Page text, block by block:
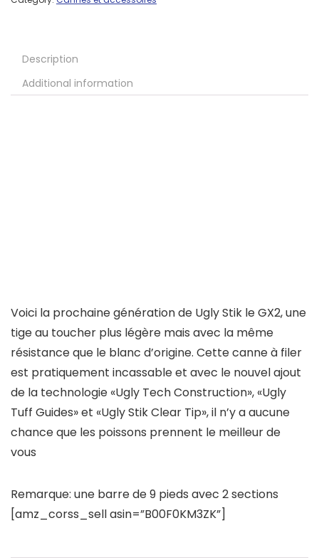
Description
Additional information
Voici la prochaine génération de Ugly Stik le GX2, une
tige au toucher plus légère mais avec la même
résistance que le blanc d’origine. Cette canne à filer
est pratiquement incassable et avec le nouvel ajout
de la technologie «Ugly Tech Construction», «Ugly
Tuff Guides» et «Ugly Stik Clear Tip», il n’y a aucune
chance que les poissons prennent le meilleur de
vous
Remarque: une barre de 9 pieds avec 2 sections
[amz_corss_sell asin=”B00F0KM3ZK”]